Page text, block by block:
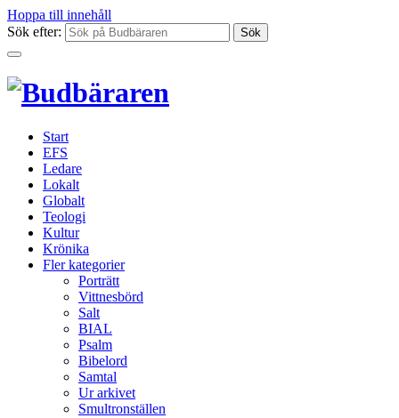
Hoppa till innehåll
Sök efter:
Start
EFS
Ledare
Lokalt
Globalt
Teologi
Kultur
Krönika
Fler kategorier
Porträtt
Vittnesbörd
Salt
BIAL
Psalm
Bibelord
Samtal
Ur arkivet
Smultronställen